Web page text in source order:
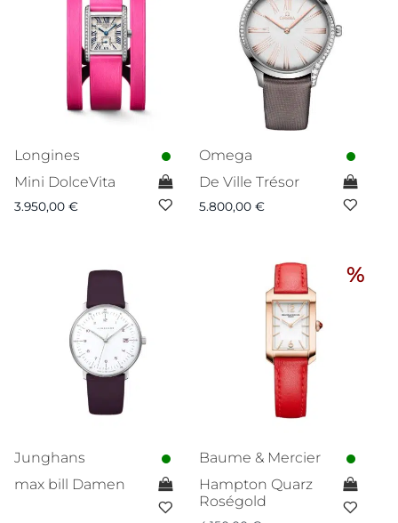
Longines
Mini DolceVita
3.950,00 €
Omega
De Ville Trésor
5.800,00 €
Junghans
max bill Damen
%
Baume & Mercier
Hampton Quarz
Roségold